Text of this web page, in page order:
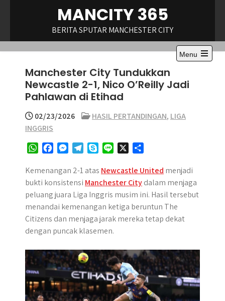
MANCITY 365
BERITA SPUTAR MANCHESTER CITY
Menu
Open
Manchester City Tundukkan
Newcastle 2-1, Nico O’Reilly Jadi
Pahlawan di Etihad
02/23/2026 HASIL PERTANDINGAN, LIGA
INGGRIS
W
a
t
s
A
c
e
b
o
o
s
s
e
n
r
e
g
r
a
m
y
p
e
n
e
a
r
e
Kemenangan 2-1 atas Newcastle United menjadi
bukti konsistensi Manchester Citydalam menjaga
peluang juara Liga Inggris musim ini. Hasil tersebut
menandai kemenangan ketiga beruntun The
Citizens dan menjaga jarak mereka tetap dekat
dengan puncak klasemen.